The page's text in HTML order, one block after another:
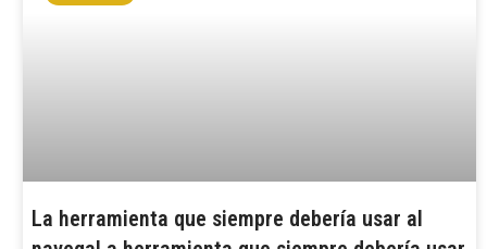
La herramienta que siempre debería usar al